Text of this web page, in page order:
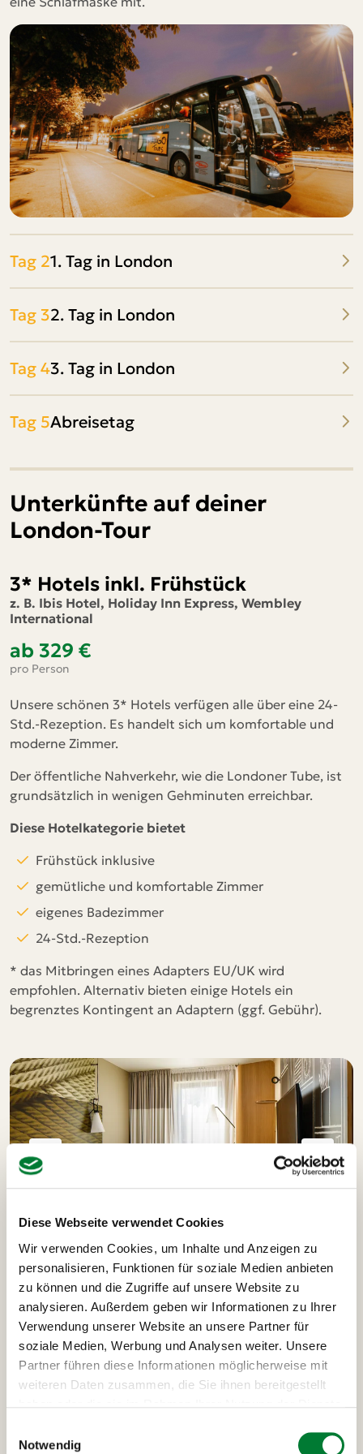
Diese Webseite verwendet Cookies
Wir verwenden Cookies, um Inhalte und Anzeigen zu
personalisieren, Funktionen für soziale Medien anbieten
zu können und die Zugriffe auf unsere Website zu
analysieren. Außerdem geben wir Informationen zu Ihrer
Verwendung unserer Website an unsere Partner für
soziale Medien, Werbung und Analysen weiter. Unsere
Partner führen diese Informationen möglicherweise mit
weiteren Daten zusammen, die Sie ihnen bereitgestellt
Notwendig
Tag 21. Tag in London
Tag 32. Tag in London
Tag 43. Tag in London
Tag 5Abreisetag
Unterkünfte auf deiner
London-Tour
3* Hotels inkl. Frühstück
z. B. Ibis Hotel, Holiday Inn Express, Wembley
International
ab 329 €
pro Person
Unsere schönen 3* Hotels verfügen alle über eine 24-
Std.-Rezeption. Es handelt sich um komfortable und
moderne Zimmer.
Der öffentliche Nahverkehr, wie die Londoner Tube, ist
grundsätzlich in wenigen Gehminuten erreichbar.
Diese Hotelkategorie bietet
Frühstück inklusive
gemütliche und komfortable Zimmer
eigenes Badezimmer
24-Std.-Rezeption
* das Mitbringen eines Adapters EU/UK wird
empfohlen. Alternativ bieten einige Hotels ein
begrenztes Kontingent an Adaptern (ggf. Gebühr).
Ausflüge und Highlights
deiner London-Reise